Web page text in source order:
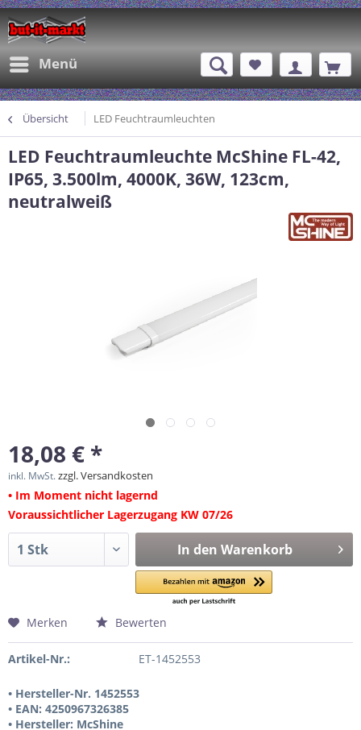
Menü
Übersicht LED Feuchtraumleuchten
LED Feuchtraumleuchte McShine FL-42,
IP65, 3.500lm, 4000K, 36W, 123cm,
neutralweiß
18,08 € *
inkl. MwSt.zzgl. Versandkosten
• Im Moment nicht lagernd
Voraussichtlicher Lagerzugang KW 07/26
In den Warenkorb
Merken Bewerten
Artikel-Nr.: ET-1452553
• Hersteller-Nr. 1452553
• EAN: 4250967326385
• Hersteller: McShine